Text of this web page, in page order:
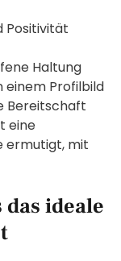
Positivität
Haltung
einem Profilbild
Bereitschaft
eine
ermutigt, mit
ideale